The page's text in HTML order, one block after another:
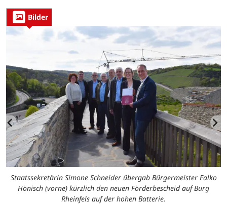
Bilder
Staatssekretärin Simone Schneider übergab Bürgermeister Falko
Hönisch (vorne) kürzlich den neuen Förderbescheid auf Burg
Rheinfels auf der hohen Batterie.